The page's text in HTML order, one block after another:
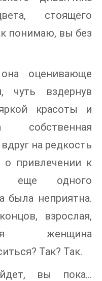
стоящего
понимаю, вы без
оценивающе
чуть вздернув
красоты и
собственная
на редкость
о привлечении к
еще одного
была неприятна.
взрослая,
женщина
Так? Так.
вы пока…